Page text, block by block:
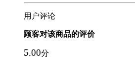
用户评论
顾客对该商品的评价
5.00分